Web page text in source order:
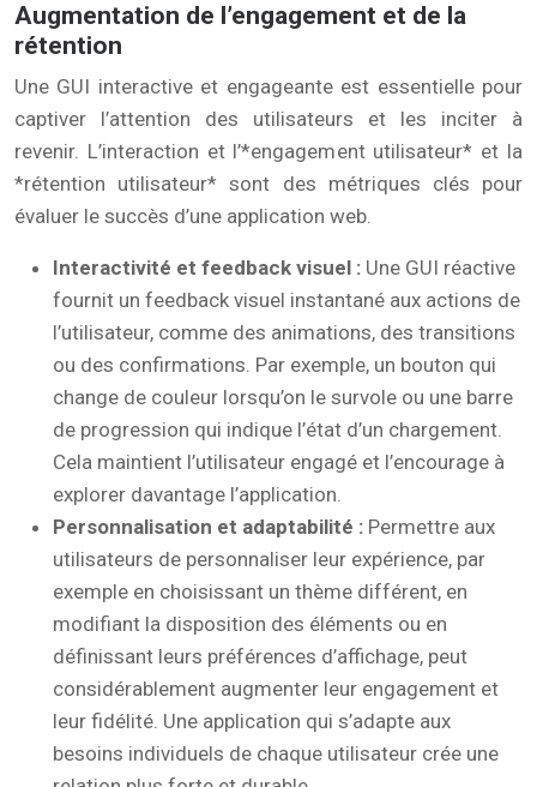
Augmentation de l’engagement et de la
rétention
Une GUI interactive et engageante est essentielle pour
captiver l’attention des utilisateurs et les inciter à
revenir. L’interaction et l’*engagement utilisateur* et la
*rétention utilisateur* sont des métriques clés pour
évaluer le succès d’une application web.
Interactivité et feedback visuel : Une GUI réactive
fournit un feedback visuel instantané aux actions de
l’utilisateur, comme des animations, des transitions
ou des confirmations. Par exemple, un bouton qui
change de couleur lorsqu’on le survole ou une barre
de progression qui indique l’état d’un chargement.
Cela maintient l’utilisateur engagé et l’encourage à
explorer davantage l’application.
Personnalisation et adaptabilité : Permettre aux
utilisateurs de personnaliser leur expérience, par
exemple en choisissant un thème différent, en
modifiant la disposition des éléments ou en
définissant leurs préférences d’affichage, peut
considérablement augmenter leur engagement et
leur fidélité. Une application qui s’adapte aux
besoins individuels de chaque utilisateur crée une